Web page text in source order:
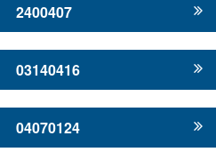
2400407
03140416
04070124